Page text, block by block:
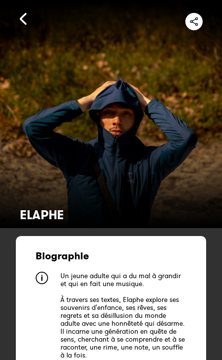
ELAPHE
Biographie
Un jeune adulte qui a du mal à grandir
et qui en fait une musique.
À travers ses textes, Elaphe explore ses
souvenirs d'enfance, ses rêves, ses
regrets et sa désillusion du monde
adulte avec une honnêteté qui désarme.
Il incarne une génération en quête de
sens, cherchant à se comprendre et à se
raconter, une rime, une note, un souffle
à la fois.